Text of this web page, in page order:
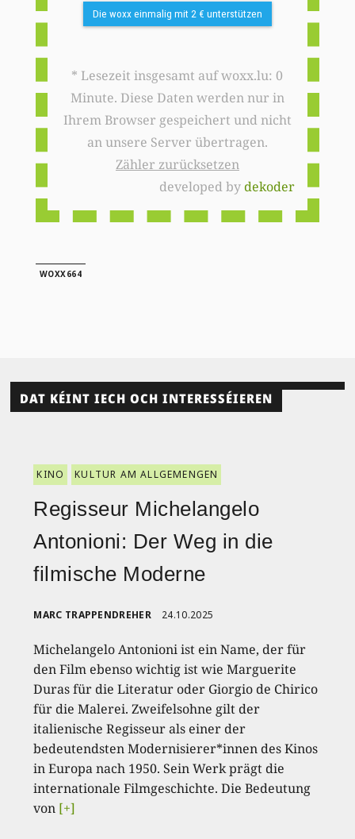
Die woxx einmalig mit 2 € unterstützen
* Lesezeit insgesamt auf woxx.lu: 0
Minute. Diese Daten werden nur in
Ihrem Browser gespeichert und nicht
an unsere Server übertragen.
Zähler zurücksetzen
developed bydekoder
WOXX664
DAT KÉINT IECH OCH INTERESSÉIEREN
KINO KULTUR AM ALLGEMENGEN
Regisseur Michelangelo
Antonioni: Der Weg in die
filmische Moderne
MARC TRAPPENDREHER 24.10.2025
Michelangelo Antonioni ist ein Name, der für
den Film ebenso wichtig ist wie Marguerite
Duras für die Literatur oder Giorgio de Chirico
für die Malerei. Zweifelsohne gilt der
italienische Regisseur als einer der
bedeutendsten Modernisierer*innen des Kinos
in Europa nach 1950. Sein Werk prägt die
internationale Filmgeschichte. Die Bedeutung
von [+]